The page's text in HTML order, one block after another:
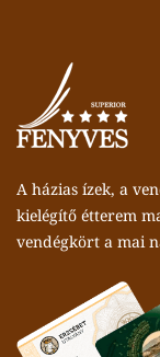
A házias ízek, a
kielégítő étterem
vendégkört a mai